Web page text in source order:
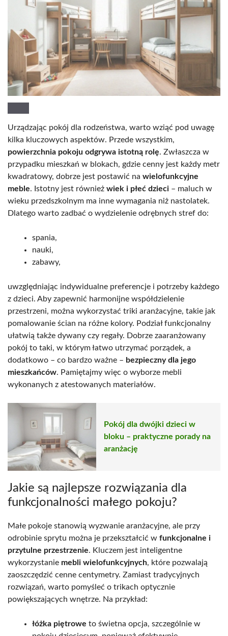
Urządzając pokój dla rodzeństwa, warto wziąć pod uwagę
kilka kluczowych aspektów. Przede wszystkim,
powierzchnia pokoju odgrywa istotną rolę. Zwłaszcza w
przypadku mieszkań w blokach, gdzie cenny jest każdy metr
kwadratowy, dobrze jest postawić na wielofunkcyjne
meble. Istotny jest również wiek i płeć dzieci – maluch w
wieku przedszkolnym ma inne wymagania niż nastolatek.
Dlatego warto zadbać o wydzielenie odrębnych stref do:
spania,
nauki,
zabawy,
uwzględniając indywidualne preferencje i potrzeby każdego
z dzieci. Aby zapewnić harmonijne współdzielenie
przestrzeni, można wykorzystać triki aranżacyjne, takie jak
pomalowanie ścian na różne kolory. Podział funkcjonalny
ułatwią także dywany czy regały. Dobrze zaaranżowany
pokój to taki, w którym łatwo utrzymać porządek, a
dodatkowo – co bardzo ważne – bezpieczny dla jego
mieszkańców. Pamiętajmy więc o wyborze mebli
wykonanych z atestowanych materiałów.
Pokój dla dwójki dzieci w
bloku – praktyczne porady na
aranżację
Jakie są najlepsze rozwiązania dla
funkcjonalności małego pokoju?
Małe pokoje stanowią wyzwanie aranżacyjne, ale przy
odrobinie sprytu można je przekształcić w funkcjonalne i
przytulne przestrzenie. Kluczem jest inteligentne
wykorzystanie mebli wielofunkcyjnych, które pozwalają
zaoszczędzić cenne centymetry. Zamiast tradycyjnych
rozwiązań, warto pomyśleć o trikach optycznie
powiększających wnętrze. Na przykład:
łóżka piętrowe to świetna opcja, szczególnie w